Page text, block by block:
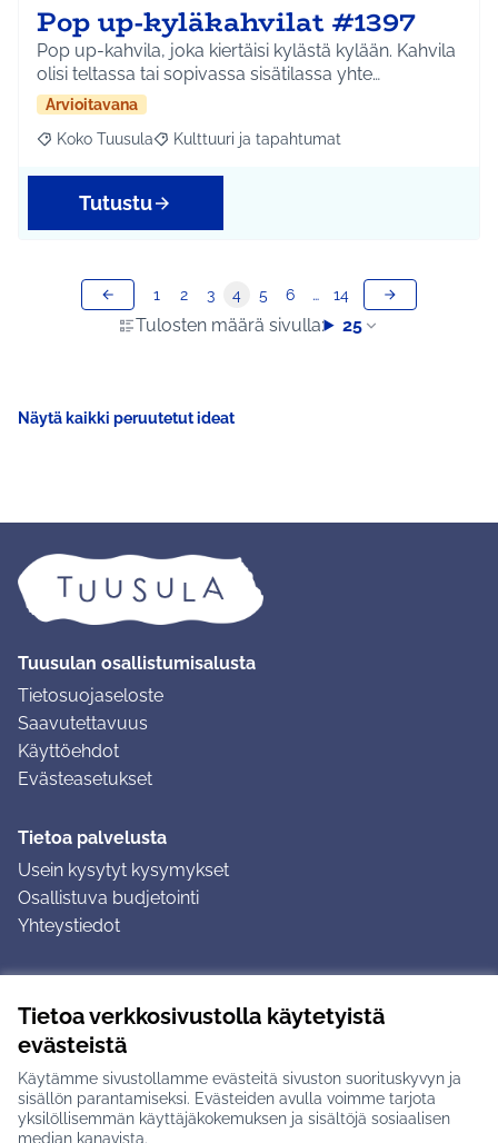
Tietoa verkkosivustolla käytetyistä
evästeistä
Käytämme sivustollamme evästeitä sivuston suorituskyvyn ja
sisällön parantamiseksi. Evästeiden avulla voimme tarjota
yksilöllisemmän käyttäjäkokemuksen ja sisältöjä sosiaalisen
median kanavista.
Pop up-kyläkahvilat #1397
Pop up-kahvila, joka kiertäisi kylästä kylään. Kahvila
olisi teltassa tai sopivassa sisätilassa yhte…
Arvioitavana
Rajaa tulokset aihepiirin mukaan: Koko Tuusula
Koko Tuusula Rajaa tulokset teeman mukaan: Kulttuuri ja
Kulttuuri ja tapahtumat
Tutustu
Tulosten määrä sivulla: 25
1 2 3 4 5 6 … 14
Näytä kaikki peruutetut ideat
Tuusulan osallistumisalusta
Tietosuojaseloste
Saavutettavuus
Käyttöehdot
Evästeasetukset
Tietoa palvelusta
Usein kysytyt kysymykset
Osallistuva budjetointi
Yhteystiedot
Ohjeet kirjautumiseen
Ohjeet kommentin jättämiseen